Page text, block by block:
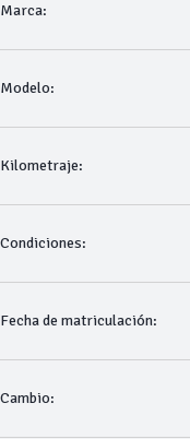
Marca:
Modelo:
Kilometraje:
Condiciones:
Fecha de matriculación:
Cambio: